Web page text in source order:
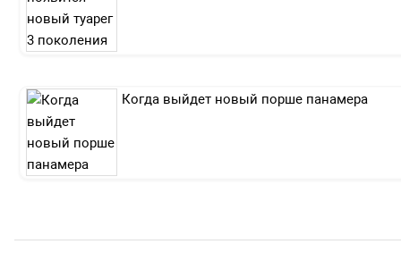
Когда выйдет новый порше панамера